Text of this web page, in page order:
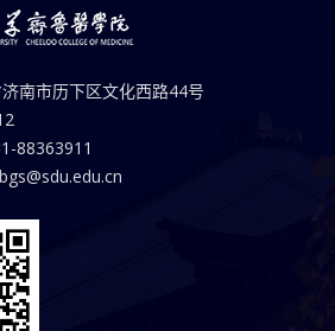
南市历下区文化西路44号
88363911